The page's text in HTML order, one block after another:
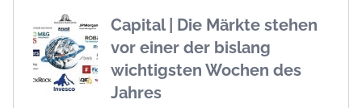
Capital | Die Märkte stehen
vor einer der bislang
wichtigsten Wochen des
Jahres